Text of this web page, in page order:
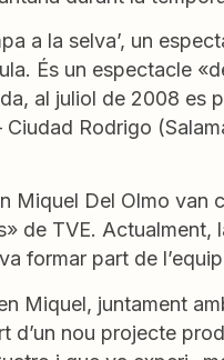
a la selva’, un
És un espectacle
al juliol de 2008 es
Ciudad Rodrigo
Miquel Del Olmo van
de TVE. Actualment,
formar part de
Miquel, juntament
d’un nou projecte